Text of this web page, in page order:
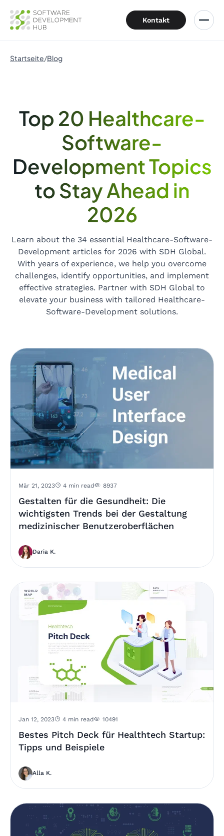
Kontakt
Startseite Blog
Top 20 Healthcare-
Software-
Development Topics
to Stay Ahead in
2026
Learn about the 34 essential Healthcare-Software-
Development articles for 2026 with SDH Global.
With years of experience, we help you overcome
challenges, identify opportunities, and implement
effective strategies. Partner with SDH Global to
elevate your business with tailored Healthcare-
Software-Development solutions.
Mär 21, 2023 4 min read 8937
Gestalten für die Gesundheit: Die
wichtigsten Trends bei der Gestaltung
medizinischer Benutzeroberflächen
Daria K.
Jan 12, 2023 4 min read 10491
Bestes Pitch Deck für Healthtech Startup:
Tipps und Beispiele
Alla K.